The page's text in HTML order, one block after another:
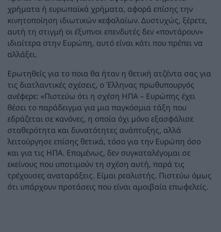
χρήματα ή ευρωπαϊκά χρήματα, αφορά επίσης την
κινητοποίηση ιδιωτικών κεφαλαίων. Δυστυχώς, ξέρετε,
αυτή τη στιγμή οι έξυπνοι επενδυτές δεν «ποντάρουν»
ιδιαίτερα στην Ευρώπη, αυτό είναι κάτι που πρέπει να
αλλάξει.
Ερωτηθείς για το ποια θα ήταν η θετική ατζέντα σας για
τις διατλαντικές σχέσεις, ο Έλληνας πρωθυπουργός
ανέφερε: «Πιστεύω ότι η σχέση ΗΠΑ – Ευρώπης έχει
θέσει το παράδειγμα για μια παγκόσμια τάξη που
εδράζεται σε κανόνες, η οποία όχι μόνο εξασφάλισε
σταθερότητα και δυνατότητες ανάπτυξης, αλλά
λειτούργησε επίσης θετικά, τόσο για την Ευρώπη όσο
και για τις ΗΠΑ. Επομένως, δεν συγκαταλέγομαι σε
εκείνους που υποτιμούν τη σχέση αυτή, παρά τις
τρέχουσες αναταράξεις. Είμαι ρεαλιστής. Πιστεύω όμως
ότι υπάρχουν προτάσεις που είναι αμοιβαία επωφελείς.